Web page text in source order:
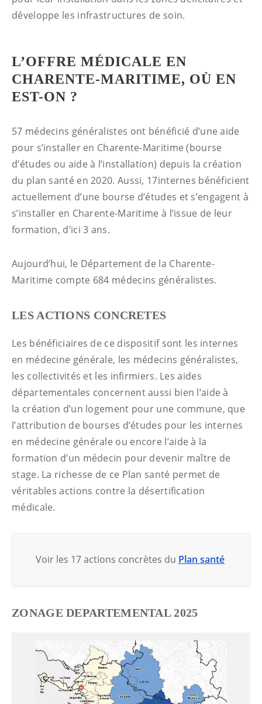
développe les infrastructures de soin.
L’OFFRE MÉDICALE EN
CHARENTE-MARITIME, OÙ EN
EST-ON ?
57 médecins généralistes ont bénéficié d’une aide
pour s’installer en Charente-Maritime (bourse
d’études ou aide à l’installation) depuis la création
du plan santé en 2020. Aussi, 17internes bénéficient
actuellement d’une bourse d’études et s’engagent à
s’installer en Charente-Maritime à l’issue de leur
formation, d’ici 3 ans.
Aujourd’hui, le Département de la Charente-
Maritime compte 684 médecins généralistes.
LES ACTIONS CONCRETES
Les bénéficiaires de ce dispositif sont les internes
en médecine générale, les médecins généralistes,
les collectivités et les infirmiers. Les aides
départementales concernent aussi bien l’aide à
la création d’un logement pour une commune, que
l’attribution de bourses d’études pour les internes
en médecine générale ou encore l’aide à la
formation d’un médecin pour devenir maître de
stage. La richesse de ce Plan santé permet de
véritables actions contre la désertification
médicale.
Voir les 17 actions concrètes du Plan santé
ZONAGE DEPARTEMENTAL 2025